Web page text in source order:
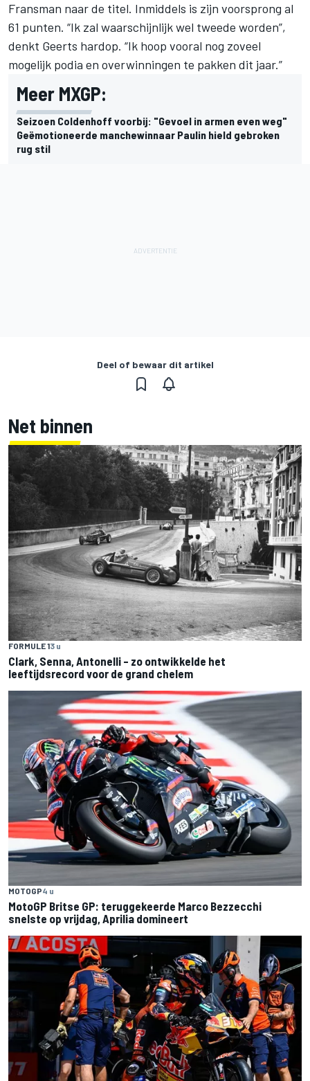
Fransman naar de titel. Inmiddels is zijn voorsprong al
61 punten. “Ik zal waarschijnlijk wel tweede worden”,
denkt Geerts hardop. “Ik hoop vooral nog zoveel
mogelijk podia en overwinningen te pakken dit jaar.”
Meer MXGP:
Seizoen Coldenhoff voorbij: "Gevoel in armen even weg"
Geëmotioneerde manchewinnaar Paulin hield gebroken
rug stil
Deel of bewaar dit artikel
Net binnen
FORMULE 13 u
Clark, Senna, Antonelli – zo ontwikkelde het
leeftijdsrecord voor de grand chelem
MOTOGP4 u
MotoGP Britse GP: teruggekeerde Marco Bezzecchi
snelste op vrijdag, Aprilia domineert